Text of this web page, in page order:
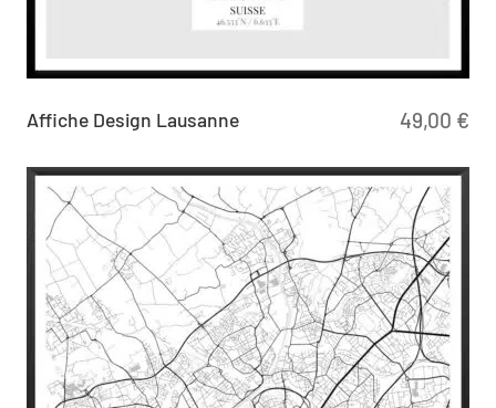
49,00 €
Affiche Design Lausanne